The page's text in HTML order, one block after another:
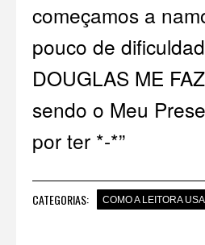
começamos a
pouco de
DOUGLAS ME
sendo o Meu
por ter *-*”
CATEGORIAS: COMO A LEITORA USA